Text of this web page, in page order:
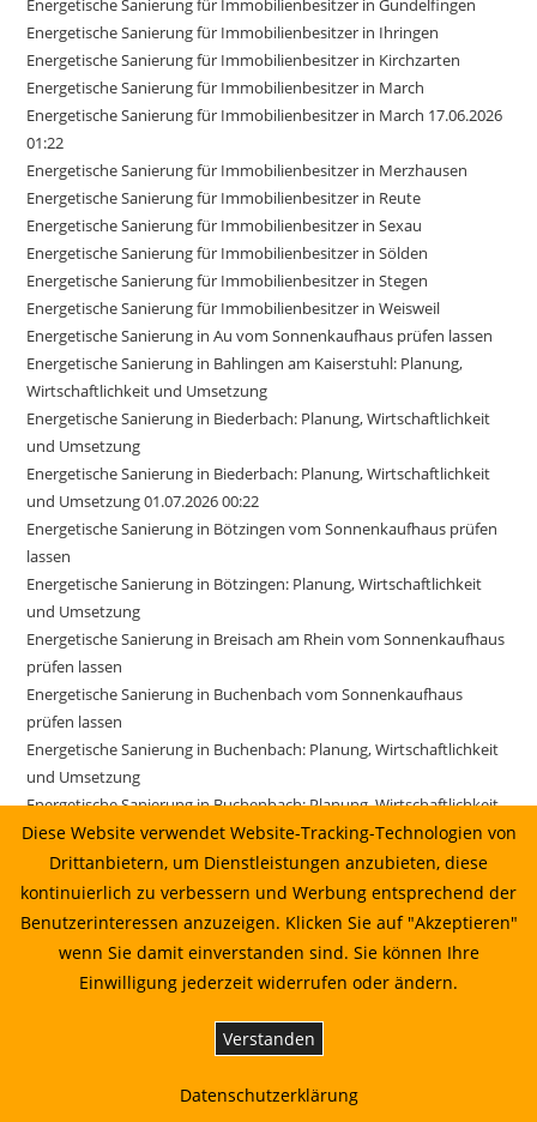
Energetische Sanierung für Immobilienbesitzer in Gundelfingen
Energetische Sanierung für Immobilienbesitzer in Ihringen
Energetische Sanierung für Immobilienbesitzer in Kirchzarten
Energetische Sanierung für Immobilienbesitzer in March
Energetische Sanierung für Immobilienbesitzer in March 17.06.2026
01:22
Energetische Sanierung für Immobilienbesitzer in Merzhausen
Energetische Sanierung für Immobilienbesitzer in Reute
Energetische Sanierung für Immobilienbesitzer in Sexau
Energetische Sanierung für Immobilienbesitzer in Sölden
Energetische Sanierung für Immobilienbesitzer in Stegen
Energetische Sanierung für Immobilienbesitzer in Weisweil
Energetische Sanierung in Au vom Sonnenkaufhaus prüfen lassen
Energetische Sanierung in Bahlingen am Kaiserstuhl: Planung,
Wirtschaftlichkeit und Umsetzung
Energetische Sanierung in Biederbach: Planung, Wirtschaftlichkeit
und Umsetzung
Energetische Sanierung in Biederbach: Planung, Wirtschaftlichkeit
und Umsetzung 01.07.2026 00:22
Energetische Sanierung in Bötzingen vom Sonnenkaufhaus prüfen
lassen
Energetische Sanierung in Bötzingen: Planung, Wirtschaftlichkeit
und Umsetzung
Energetische Sanierung in Breisach am Rhein vom Sonnenkaufhaus
prüfen lassen
Energetische Sanierung in Buchenbach vom Sonnenkaufhaus
prüfen lassen
Energetische Sanierung in Buchenbach: Planung, Wirtschaftlichkeit
und Umsetzung
Energetische Sanierung in Buchenbach: Planung, Wirtschaftlichkeit
und Umsetzung 16.06.2026 08:22
Energetische Sanierung in Buchenbach: Planung, Wirtschaftlichkeit
und Umsetzung 17.06.2026 05:22
Energetische Sanierung in Ehrenkirchen vom Sonnenkaufhaus
prüfen lassen
und Umsetzung
Energetische Sanierung in Freiburg im Breisgau vom
Sonnenkaufhaus prüfen lassen
Wirtschaftlichkeit und Umsetzung
Diese Website verwendet Website-Tracking-Technologien von
Drittanbietern, um Dienstleistungen anzubieten, diese
kontinuierlich zu verbessern und Werbung entsprechend der
Benutzerinteressen anzuzeigen. Klicken Sie auf "Akzeptieren"
wenn Sie damit einverstanden sind. Sie können Ihre
Einwilligung jederzeit widerrufen oder ändern.
Verstanden
Datenschutzerklärung